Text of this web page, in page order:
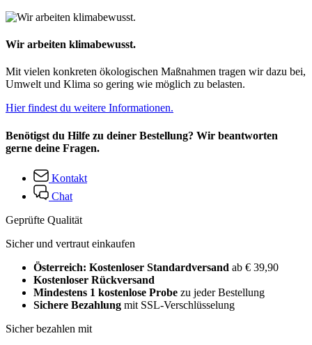
Wir arbeiten klimabewusst.
Mit vielen konkreten ökologischen Maßnahmen tragen wir dazu bei,
Umwelt und Klima so gering wie möglich zu belasten.
Hier findest du weitere Informationen.
Benötigst du Hilfe zu deiner Bestellung? Wir beantworten
gerne deine Fragen.
Kontakt
Chat
Geprüfte Qualität
Sicher und vertraut einkaufen
Österreich: Kostenloser Standardversand ab € 39,90
Kostenloser Rückversand
Mindestens 1 kostenlose Probe zu jeder Bestellung
Sichere Bezahlung mit SSL-Verschlüsselung
Sicher bezahlen mit